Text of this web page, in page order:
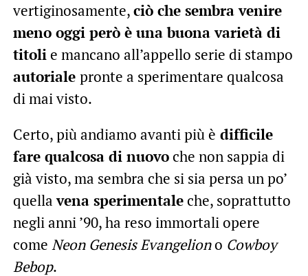
vertiginosamente,ciò che sembra venire
meno oggi però è una buona varietà di
titolie mancano all’appello serie di stampo
autoriale pronte a sperimentare qualcosa
di mai visto.
Certo, più andiamo avanti più è difficile
fare qualcosa di nuovoche non sappia di
già visto, ma sembra che si sia persa un po’
quellavena sperimentaleche, soprattutto
negli anni ’90, ha reso immortali opere
come Neon Genesis Evangeliono Cowboy
Bebop.